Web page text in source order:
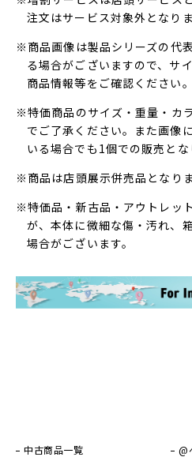
注文はサービス対象外となり
※商品画像は製品シリーズの代
る場合がございますので、サ
商品情報等をご確認ください。
※特価商品のサイズ・重量・カ
でご了承ください。また画像
いる場合でも1個での販売とな
※商品は店頭展示併売品となりま
※特価品・新古品・アウトレッ
が、本体に微細な傷・汚れ、
場合がございます。
中古商品一覧 @